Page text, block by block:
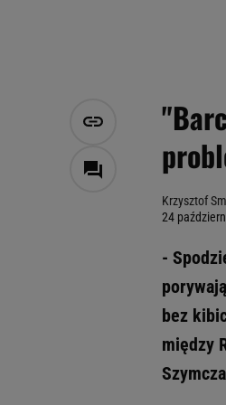
Krzysztof
24
-
bez
między